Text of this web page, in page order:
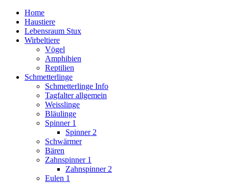
Home
Haustiere
Lebensraum Stux
Wirbeltiere
Vögel
Amphibien
Reptilien
Schmetterlinge
Schmetterlinge Info
Tagfalter allgemein
Weisslinge
Bläulinge
Spinner 1
Spinner 2
Schwärmer
Bären
Zahnspinner 1
Zahnspinner 2
Eulen 1